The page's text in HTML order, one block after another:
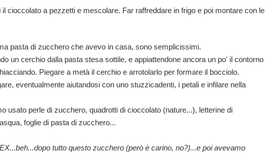
cioccolato a pezzetti e mescolare. Far raffreddare in frigo e poi montare con le
pasta di zucchero che avevo in casa, sono semplicissimi.
un cerchio dalla pasta stesa sottile, e appiattendone ancora un po' il contorno
Piegare a metà il cerchio e arrotolarlo per formare il bocciolo.
eventualmente aiutandosi con uno stuzzicadenti, i petali e infilare nella
usato perle di zucchero, quadrotti di cioccolato (nature...), letterine di
foglie di pasta di zucchero...
tutto questo zucchero (però è carino, no?)...e poi avevamo